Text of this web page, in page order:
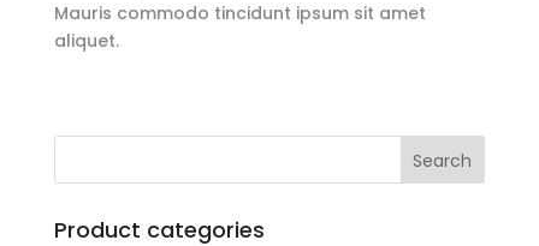
Mauris commodo tincidunt ipsum sit amet
aliquet.
Product categories